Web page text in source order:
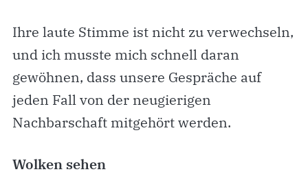
Ihre laute Stimme ist nicht zu verwechseln,
und ich musste mich schnell daran
gewöhnen, dass unsere Gespräche auf
jeden Fall von der neugierigen
Nachbarschaft mitgehört werden.
Wolken sehen